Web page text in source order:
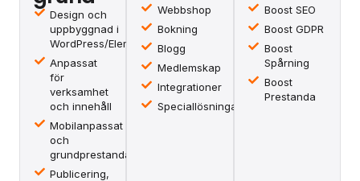
Design och
uppbyggnad i
WordPress/Elementor
Anpassat
för
verksamhet
och innehåll
Mobilanpassat
och
grundprestanda
Publicering,
Webbshop
Bokning
Blogg
Medlemskap
Integrationer
Speciallösningar
Boost SEO
Boost GDPR
Boost
Spårning
Boost
Prestanda